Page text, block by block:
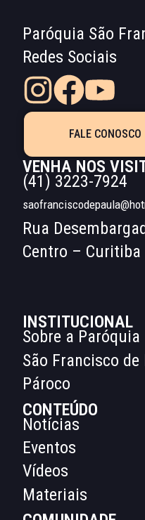
Paróquia São
Redes Sociais
FALE CONOSCO
VENHA NOS
(41) 3223-7924
Rua
Centro – Curitiba
INSTITUCIONAL
Sobre a Paróquia
São Francisco de
Pároco
CONTEÚDO
Notícias
Eventos
Vídeos
Materiais